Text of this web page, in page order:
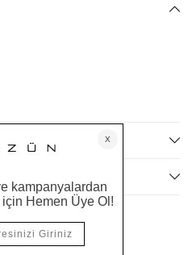
Ürünler